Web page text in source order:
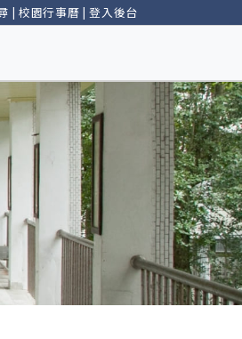
| 校園行事曆 |登入後台